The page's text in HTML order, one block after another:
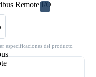
especificaciones del producto.